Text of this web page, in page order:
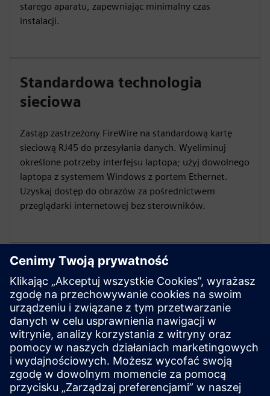
starego aparatu, zapewniając minimalny czas
instalacji.
Standardowa technologia
sieciowa
Zastąp zastrzeżony FireWire na standardową kartę
sieciową RJ45 do przesyłania danych. Wyeliminuj
określone potrzeby interfejsu laptopa; użyj dowolnego
laptopa z systemem Windows z portem Ethernet.
Uzyskaj dostęp do obrazów za pośrednictwem
przeglądarki internetowej bez sterowników.
Trwała konstrukcja
Nowa konstrukcja systemu obejmuje punkt połączenia
interfejsu wtykowego dla kabla RJ45 oraz port
zasilania USB z dwoma zakrętkami. System spełnia
wymagania dotyczące widocznego odłączenia wg NEC
225.51 i 230.204.